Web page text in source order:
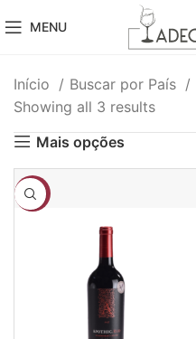
MENU
Início Buscar por País
Showing all 3 results
Mais opções
-18%